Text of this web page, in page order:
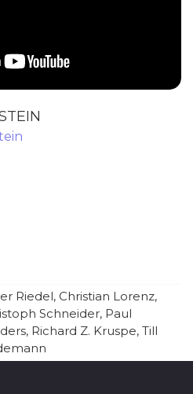
Riedel, Christian Lorenz,
Schneider, Paul
Richard Z. Kruspe, Till